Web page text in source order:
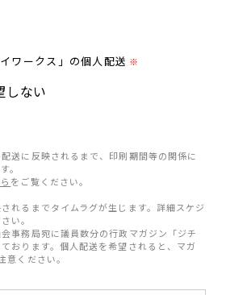
ワークス」の個人配送 ※
しない
送に反映されるまで、印刷期間等の関係に
。
をご覧ください。
れるまでタイムラグが生じます。詳細スケジ
い。
事務局宛に議員数分の行政マガジン「ジチ
おります。個人配送を希望されると、マガ
意ください。